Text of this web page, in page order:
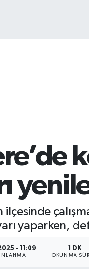
ilçesinde
yaparken,
- 11:09 1 DK
OKUNMA